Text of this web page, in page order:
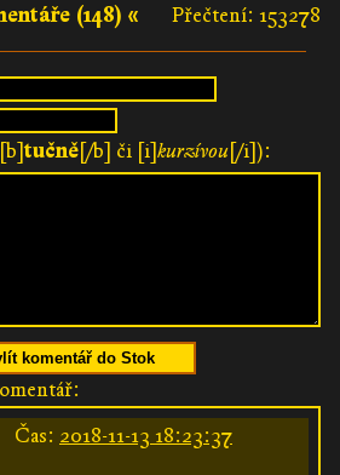
Přečtení: 153278
(148) «
tučně[/b] či [i]kurzívou[/i]):
komentář do Stok
Čas: 2018-11-13 18:23:37